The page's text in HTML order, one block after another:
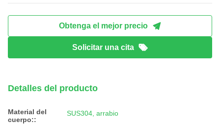
Obtenga el mejor precio
Solicitar una cita
Detalles del producto
Material del
cuerpo::
SUS304, arrabio